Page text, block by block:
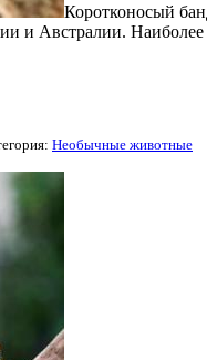
Коротконосый
и Австралии.
Необычные животные